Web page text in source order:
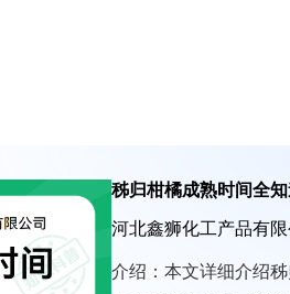
秭归柑橘成熟时间全
河北鑫狮化工产品有限
介绍： 本文详细介绍